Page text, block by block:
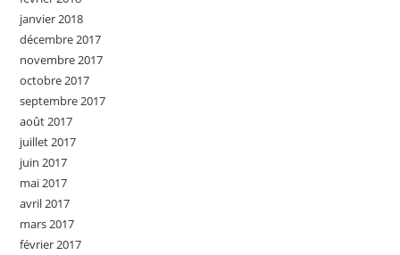
janvier 2018
décembre 2017
novembre 2017
octobre 2017
septembre 2017
août 2017
juillet 2017
juin 2017
mai 2017
avril 2017
mars 2017
février 2017